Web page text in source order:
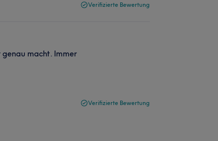
Verifizierte Bewertung
genau macht. Immer
Verifizierte Bewertung